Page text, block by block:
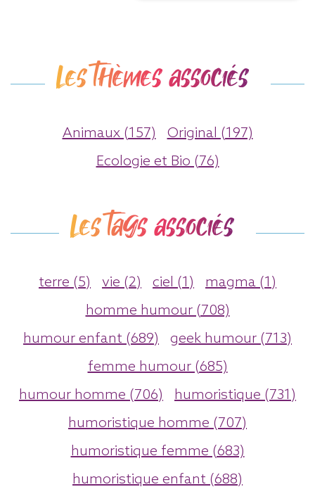
Les thèmes associés
Animaux (157)
Original (197)
Ecologie et Bio (76)
Les tags associés
terre (5) vie (2) ciel (1)
magma (1)
homme humour (708)
humour enfant (689)
geek humour (713)
femme humour (685)
humour homme (706)
humoristique (731)
humoristique homme (707)
humoristique femme (683)
humoristique enfant (688)